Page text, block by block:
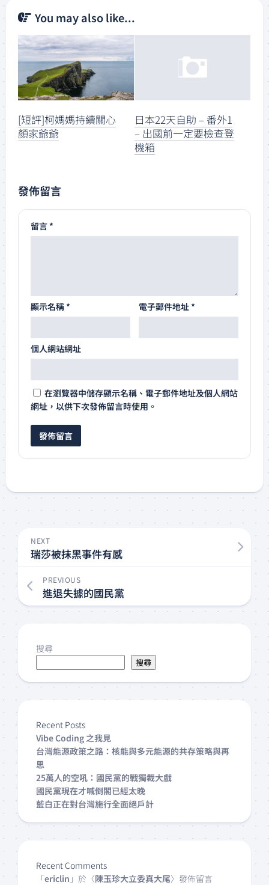
You may also like...
[短評]柯媽媽持續關心
顏家爺爺
日本22天自助 – 番外1
– 出國前一定要檢查登
機箱
發佈留言
留言 *
顯示名稱 * 電子郵件地址 *
個人網站網址
在瀏覽器中儲存顯示名稱、電子郵件地址及個人網站
網址，以供下次發佈留言時使用。
NEXT
瑞莎被抹黑事件有感
PREVIOUS
進退失據的國民黨
搜尋
搜尋
Recent Posts
Vibe Coding 之我見
台灣能源政策之路：核能與多元能源的共存策略與再
思
25萬人的空吼：國民黨的戰獨裁大戲
國民黨現在才喊倒閣已經太晚
藍白正在對台灣施行全面絕戶計
Recent Comments
「ericlin 」於〈陳玉珍大立委真大尾〉發佈留言